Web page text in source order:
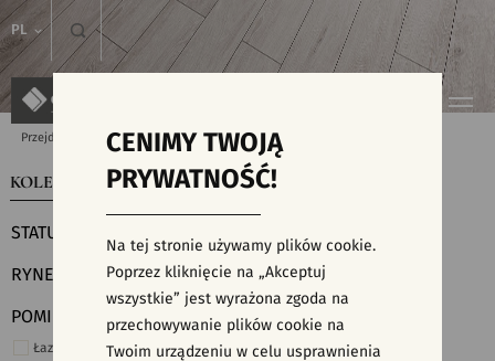
PL
Przejdź do strony głównej Kolekcje
KOLEKCJE WYSZUKIWARKA PŁYTEK
STATUS
RYNEK
POMIESZCZENIE
Łazienka
CENIMY TWOJĄ
PRYWATNOŚĆ!
Na tej stronie używamy plików cookie.
Poprzez kliknięcie na „Akceptuj
wszystkie” jest wyrażona zgoda na
przechowywanie plików cookie na
Twoim urządzeniu w celu usprawnienia